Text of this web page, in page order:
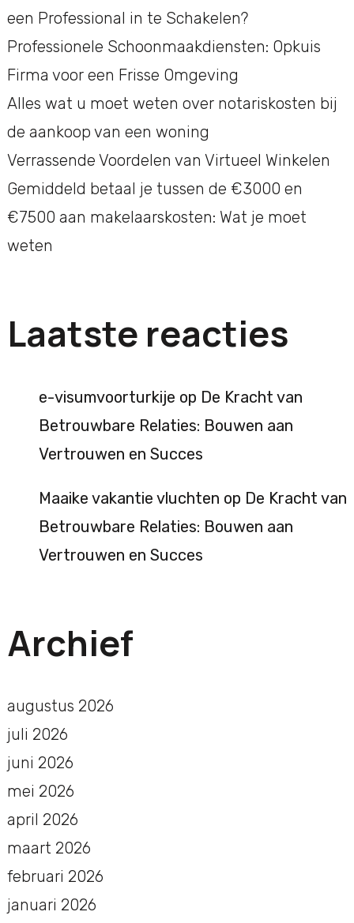
een Professional in te Schakelen?
Professionele Schoonmaakdiensten: Opkuis
Firma voor een Frisse Omgeving
Alles wat u moet weten over notariskosten bij
de aankoop van een woning
Verrassende Voordelen van Virtueel Winkelen
Gemiddeld betaal je tussen de €3000 en
€7500 aan makelaarskosten: Wat je moet
weten
Laatste reacties
e-visumvoorturkije op De Kracht van
Betrouwbare Relaties: Bouwen aan
Vertrouwen en Succes
Maaike vakantie vluchten op De Kracht van
Betrouwbare Relaties: Bouwen aan
Vertrouwen en Succes
Archief
augustus 2026
juli 2026
juni 2026
mei 2026
april 2026
maart 2026
februari 2026
januari 2026